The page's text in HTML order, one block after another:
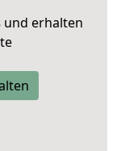
und erhalten